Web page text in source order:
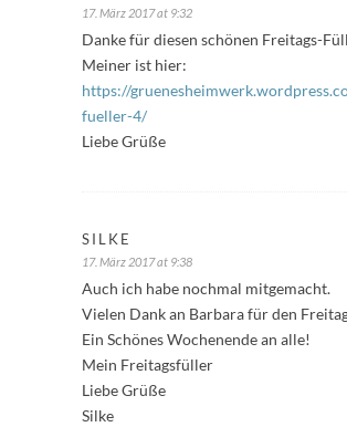
17. März 2017 at 9:32
Danke für diesen schönen Freitags-
Meiner ist hier:
https://
fueller-4/
Liebe Grüße
SILKE
17. März 2017 at 9:38
Auch ich habe nochmal mitgemacht.
Vielen Dank an Barbara für den
Ein Schönes Wochenende an alle!
Mein Freitagsfüller
Liebe Grüße
Silke